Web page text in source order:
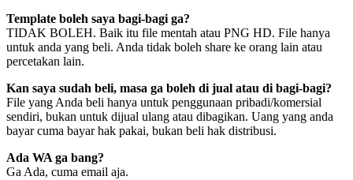
Template boleh saya bagi-bagi ga?
TIDAK BOLEH. Baik itu file mentah atau PNG HD. File hanya
untuk anda yang beli. Anda tidak boleh share ke orang lain atau
percetakan lain.
Kan saya sudah beli, masa ga boleh di jual atau di bagi-bagi?
File yang Anda beli hanya untuk penggunaan pribadi/komersial
sendiri, bukan untuk dijual ulang atau dibagikan. Uang yang anda
bayar cuma bayar hak pakai, bukan beli hak distribusi.
Ada WA ga bang?
Ga Ada, cuma email aja.